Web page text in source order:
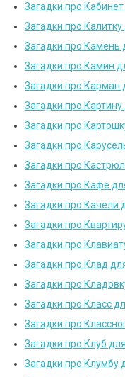
Загадки про
Загадки про Калитку
Загадки про Камень
Загадки про Камин
Загадки про Карман
Загадки про Картину
Загадки про
Загадки про
Загадки про
Загадки про Кафе
Загадки про Качели
Загадки про
Загадки про
Загадки про Клад
Загадки про
Загадки про Класс
Загадки про
Загадки про Клуб
Загадки про Клумбу